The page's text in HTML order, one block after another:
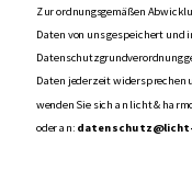
Zur ordnungsgemäßen
Daten von uns gespeichert
Datenschutzgrundverordnung
Daten jederzeit widersprechen
wenden Sie sich an licht &
oder an: